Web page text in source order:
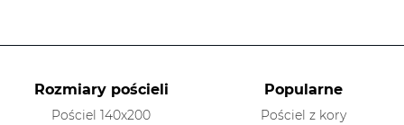
Rozmiary pościeli
Pościel 140x200
Popularne
Pościel z kory